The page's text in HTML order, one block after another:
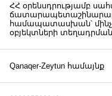
ՀՀ օրենսդրությամբ
համապատասխան՝
օբյեկտների
Qanaqer-Zeytun համայնք